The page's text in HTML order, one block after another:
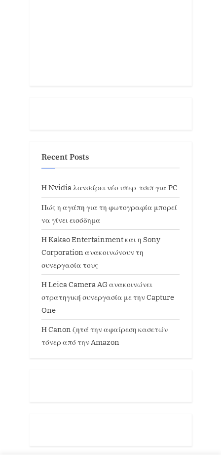
Recent Posts
Η Nvidia λανσάρει νέο υπερ-τσιπ για PC
Πώς η αγάπη για τη φωτογραφία μπορεί
να γίνει εισόδημα
Η Kakao Entertainment και η Sony
Corporation ανακοινώνουν τη
συνεργασία τους
Η Leica Camera AG ανακοινώνει
στρατηγική συνεργασία με την Capture
One
Η Canon ζητά την αφαίρεση κασετών
τόνερ από την Amazon